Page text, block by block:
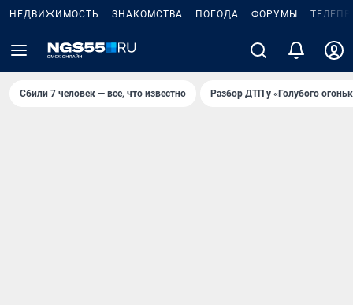
НЕДВИЖИМОСТЬ ЗНАКОМСТВА ПОГОДА ФОРУМЫ
Сбили 7 человек — все, что известно Разбор ДТП у «Голубого